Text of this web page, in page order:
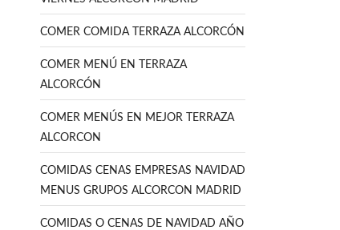
COMER COMIDA TERRAZA ALCORCÓN
COMER MENÚ EN TERRAZA
ALCORCÓN
COMER MENÚS EN MEJOR TERRAZA
ALCORCON
COMIDAS CENAS EMPRESAS NAVIDAD
MENUS GRUPOS ALCORCON MADRID
COMIDAS O CENAS DE NAVIDAD AÑO